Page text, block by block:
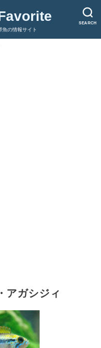
SEARCH
魚の情報サイト
アガシジィ